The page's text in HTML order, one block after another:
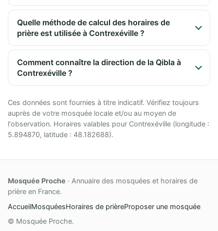
Quelle méthode de calcul des horaires de
prière est utilisée à Contrexéville ?
Comment connaître la direction de la Qibla à
Contrexéville ?
Ces données sont fournies à titre indicatif. Vérifiez toujours
auprès de votre mosquée locale et/ou au moyen de
l'observation. Horaires valables pour Contrexéville (longitude :
5.894870, latitude : 48.182688).
Mosquée Proche · Annuaire des mosquées et horaires de
prière en France.
AccueilMosquéesHoraires de prièreProposer une mosquée
© Mosquée Proche.